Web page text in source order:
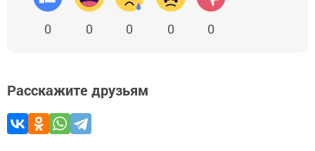
0 0 0 0 0
Расскажите друзьям